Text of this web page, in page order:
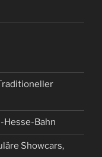
Hesse-Bahn
Showcars,